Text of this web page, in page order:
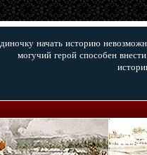
начать историю
могучий герой способен